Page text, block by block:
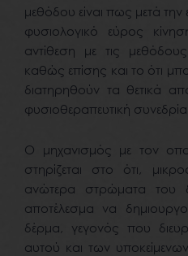
μεθόδου είναι πως μετά την
φυσιολογικό εύρος
αντίθεση με τις
καθώς επίσης και το ότι
διατηρηθούν τα θετικά
φυσιοθεραπευτική
Ο μηχανισμός με τον
στηρίζεται στο ότι,
ανώτερα στρώματα του
αποτέλεσμα να
δέρμα, γεγονός που
αυτού και των